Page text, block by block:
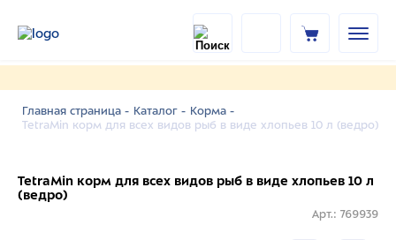
Главная страница - Каталог - Корма -
TetraMin корм для всех видов рыб в виде хлопьев 10 л (ведро)
TetraMin корм для всех видов рыб в виде хлопьев 10 л
(ведро)
Арт.: 769939